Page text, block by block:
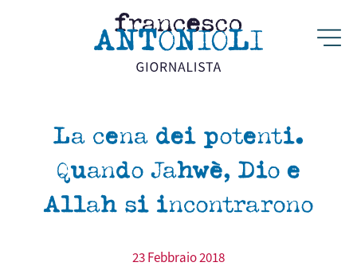
La cena dei potenti.
Quando Jahwè, Dio e
Allah si incontrarono
23 Febbraio 2018